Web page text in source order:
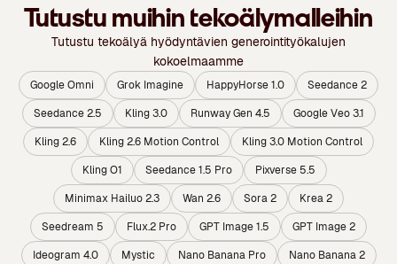
Tutustu muihin tekoälymalleihin
Tutustu tekoälyä hyödyntävien generointityökalujen
kokoelmaamme
Google Omni Grok Imagine HappyHorse 1.0
Seedance 2
Seedance 2.5
Kling 3.0 Runway Gen 4.5
Google Veo 3.1
Kling 2.6
Kling 2.6 Motion Control
Kling 3.0 Motion Control
Kling O1
Seedance 1.5 Pro
Pixverse 5.5
Minimax Hailuo 2.3
Wan 2.6 Sora 2
Krea 2
Seedream 5
Flux.2 Pro GPT Image 1.5
GPT Image 2
Ideogram 4.0
Mystic Nano Banana Pro
Nano Banana 2